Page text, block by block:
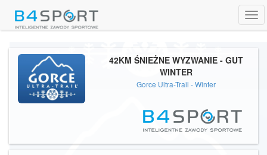
42KM ŚNIEŻNE WYZWANIE - GUT
WINTER
Gorce Ultra-Trail - Winter